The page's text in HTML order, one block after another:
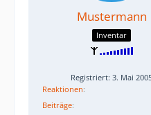
Mustermann
Inventar
Registriert: 3. Mai
Reaktionen
Beiträge